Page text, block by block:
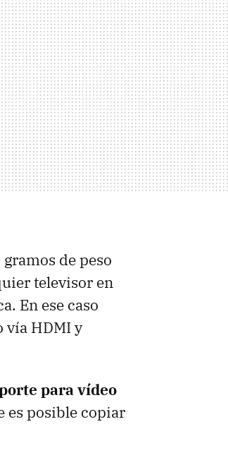
gramos de peso
televisor en
En ese caso
vía HDMIy
para vídeo
es posible copiar